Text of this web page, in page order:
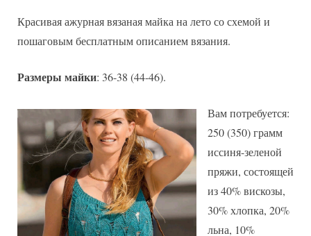
Красивая ажурная вязаная майка на лето со схемой и
пошаговым бесплатным описанием вязания.
Размеры майки: 36-38 (44-46).
Вам потребуется:
250 (350) грамм
иссиня-зеленой
пряжи, состоящей
из 40% вискозы,
30% хлопка, 20%
льна, 10%